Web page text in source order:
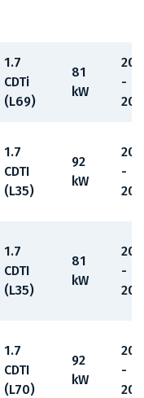
1.7
CDTi
(L69)
81
kW
-
1.7
CDTI
(L35)
92
kW
-
1.7
CDTI
(L35)
81
kW
-
1.7
CDTI
(L70)
92
kW
-